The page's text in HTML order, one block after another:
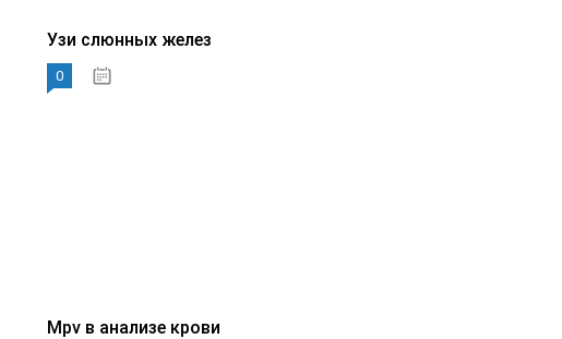
Узи слюнных желез
0
Mpv в анализе крови